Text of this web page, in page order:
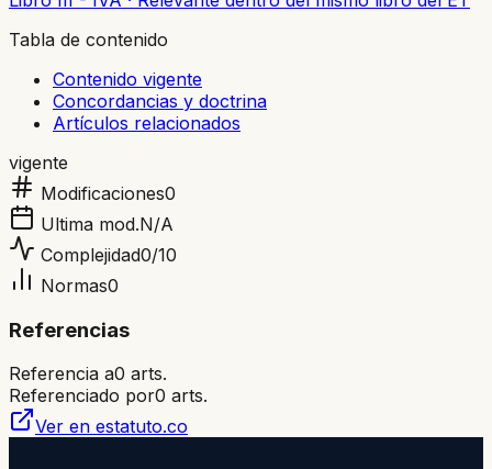
Tabla de contenido
Contenido vigente
Concordancias y doctrina
Artículos relacionados
vigente
Modificaciones0
Ultima mod.N/A
Complejidad0/10
Normas0
Referencias
Referencia a0 arts.
Referenciado por0 arts.
Ver en estatuto.co